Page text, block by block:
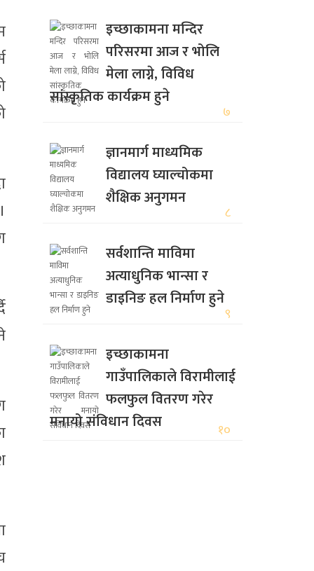
इच्छाकामना मन्दिर
परिसरमा आज र भोलि
मेला लाग्ने, विविध
सांस्कृतिक कार्यक्रम हुने
७
ज्ञानमार्ग माध्यमिक
विद्यालय घ्याल्चोकमा
शैक्षिक अनुगमन
८
सर्वशान्ति माविमा
अत्याधुनिक भान्सा र
डाइनिङ हल निर्माण हुने
९
इच्छाकामना
गाउँपालिकाले विरामीलाई
फलफुल वितरण गरेर
मनायो संविधान दिवस
१०